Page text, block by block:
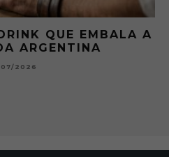
QUE MUDOU A
MARTINI
07/2026